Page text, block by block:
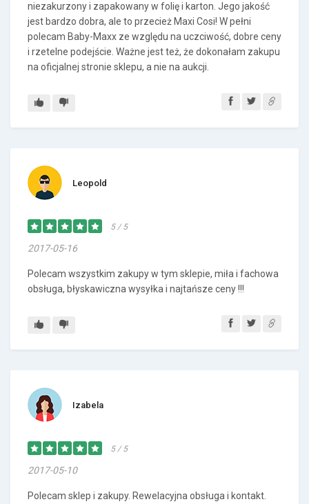
niezakurzony i zapakowany w folię i karton. Jego jakość
jest bardzo dobra, ale to przecież Maxi Cosi! W pełni
polecam Baby-Maxx ze względu na uczciwość, dobre ceny
i rzetelne podejście. Ważne jest też, że dokonałam zakupu
na oficjalnej stronie sklepu, a nie na aukcji.
Leopold
5 / 5
2017-05-16
Polecam wszystkim zakupy w tym sklepie, miła i fachowa
obsługa, błyskawiczna wysyłka i najtańsze ceny !!!
Izabela
5 / 5
2017-05-10
Polecam sklep i zakupy. Rewelacyjna obsługa i kontakt.